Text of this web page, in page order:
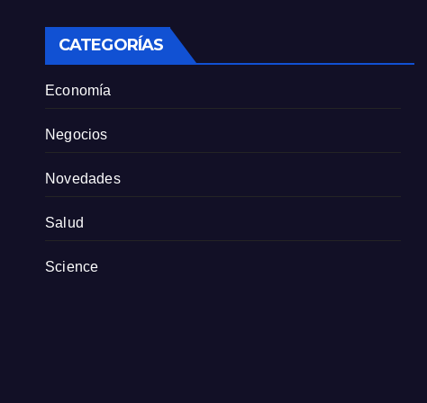
definiciones a la
empresa
CATEGORÍAS
Economía
Negocios
Novedades
Salud
Science